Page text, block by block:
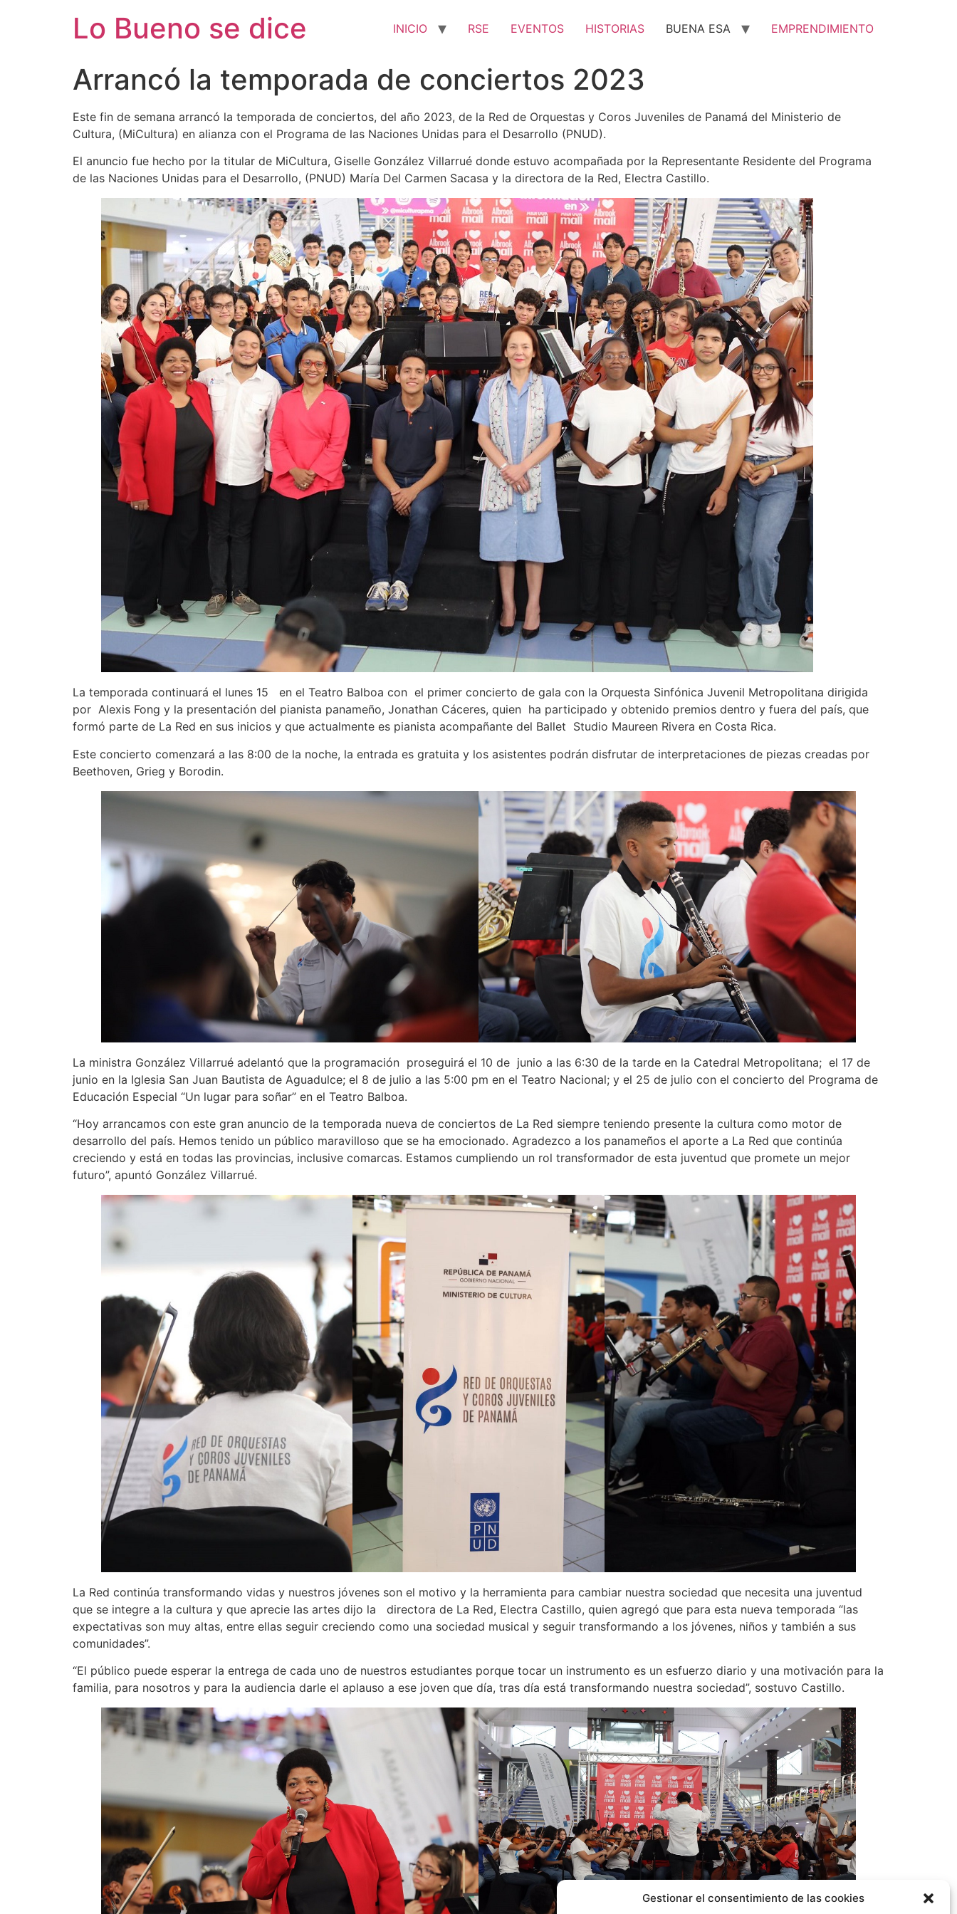
Gestionar el consentimiento de las cookies
Lo Bueno se dice INICIO RSE EVENTOS HISTORIAS BUENA ESA EMPRENDIMIENTO
Arrancó la temporada de conciertos 2023
Este fin de semana arrancó la temporada de conciertos, del año 2023, de la Red de Orquestas y Coros Juveniles de Panamá del Ministerio de
Cultura, (MiCultura) en alianza con el Programa de las Naciones Unidas para el Desarrollo (PNUD).
El anuncio fue hecho por la titular de MiCultura, Giselle González Villarrué donde estuvo acompañada por la Representante Residente del Programa
de las Naciones Unidas para el Desarrollo, (PNUD) María Del Carmen Sacasa y la directora de la Red, Electra Castillo.
La temporada continuará el lunes 15 en el Teatro Balboa con el primer concierto de gala con la Orquesta Sinfónica Juvenil Metropolitana dirigida
por Alexis Fong y la presentación del pianista panameño, Jonathan Cáceres, quien ha participado y obtenido premios dentro y fuera del país, que
formó parte de La Red en sus inicios y que actualmente es pianista acompañante del Ballet Studio Maureen Rivera en Costa Rica.
Este concierto comenzará a las 8:00 de la noche, la entrada es gratuita y los asistentes podrán disfrutar de interpretaciones de piezas creadas por
Beethoven, Grieg y Borodin.
La ministra González Villarrué adelantó que la programación proseguirá el 10 de junio a las 6:30 de la tarde en la Catedral Metropolitana; el 17 de
junio en la Iglesia San Juan Bautista de Aguadulce; el 8 de julio a las 5:00 pm en el Teatro Nacional; y el 25 de julio con el concierto del Programa de
Educación Especial “Un lugar para soñar” en el Teatro Balboa.
“Hoy arrancamos con este gran anuncio de la temporada nueva de conciertos de La Red siempre teniendo presente la cultura como motor de
desarrollo del país. Hemos tenido un público maravilloso que se ha emocionado. Agradezco a los panameños el aporte a La Red que continúa
creciendo y está en todas las provincias, inclusive comarcas. Estamos cumpliendo un rol transformador de esta juventud que promete un mejor
futuro”, apuntó González Villarrué.
La Red continúa transformando vidas y nuestros jóvenes son el motivo y la herramienta para cambiar nuestra sociedad que necesita una juventud
que se integre a la cultura y que aprecie las artes dijo la directora de La Red, Electra Castillo, quien agregó que para esta nueva temporada “las
expectativas son muy altas, entre ellas seguir creciendo como una sociedad musical y seguir transformando a los jóvenes, niños y también a sus
comunidades”.
“El público puede esperar la entrega de cada uno de nuestros estudiantes porque tocar un instrumento es un esfuerzo diario y una motivación para la
familia, para nosotros y para la audiencia darle el aplauso a ese joven que día, tras día está transformando nuestra sociedad”, sostuvo Castillo.